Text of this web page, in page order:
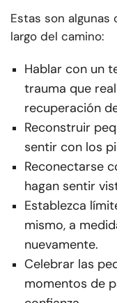
Estas son
largo del camino:
Hablar con un
trauma que
recuperación
Reconstruir
sentir con los
Reconectarse
hagan sentir
Establezca
mismo, a
nuevamente.
Celebrar las
momentos de